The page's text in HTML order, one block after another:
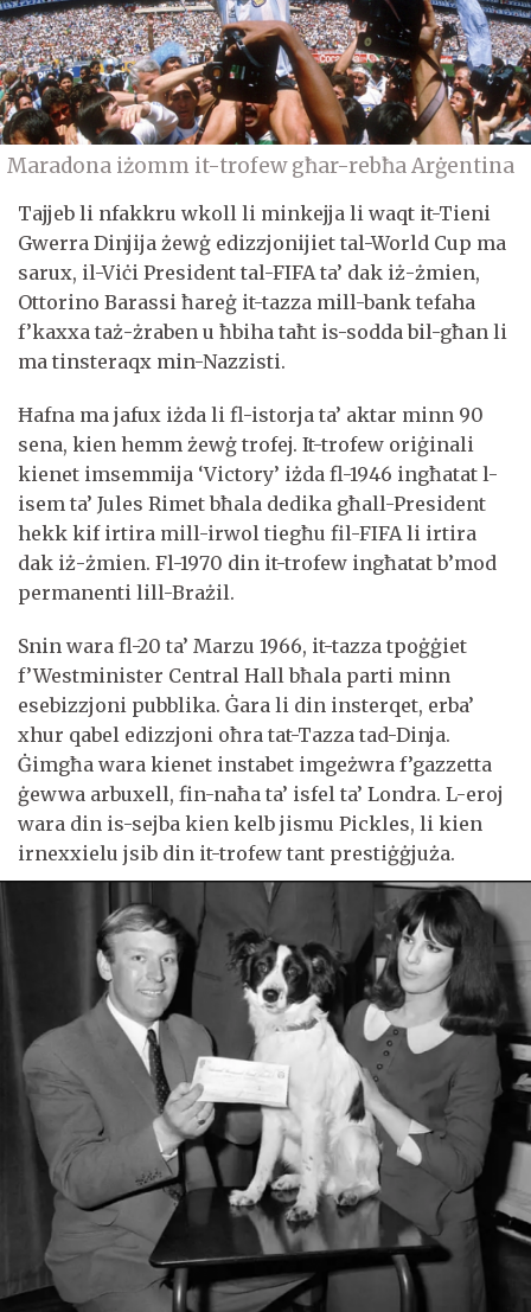
Maradona iżomm it-trofew għar-rebħa Arġentina
Tajjeb li nfakkru wkoll li minkejja li waqt it-Tieni
Gwerra Dinjija żewġ edizzjonijiet tal-World Cup ma
sarux, il-Viċi President tal-FIFA ta’ dak iż-żmien,
Ottorino Barassi ħareġ it-tazza mill-bank tefaha
f’kaxxa taż-żraben u ħbiha taħt is-sodda bil-għan li
ma tinsteraqx min-Nazzisti.
Ħafna ma jafux iżda li fl-istorja ta’ aktar minn 90
sena, kien hemm żewġ trofej. It-trofew oriġinali
kienet imsemmija ‘Victory’ iżda fl-1946 ingħatat l-
isem ta’ Jules Rimet bħala dedika għall-President
hekk kif irtira mill-irwol tiegħu fil-FIFA li irtira
dak iż-żmien. Fl-1970 din it-trofew ingħatat b’mod
permanenti lill-Brażil.
Snin wara fl-20 ta’ Marzu 1966, it-tazza tpoġġiet
f’Westminister Central Hall bħala parti minn
esebizzjoni pubblika. Ġara li din insterqet, erba’
xhur qabel edizzjoni oħra tat-Tazza tad-Dinja.
Ġimgħa wara kienet instabet imgeżwra f’gazzetta
ġewwa arbuxell, fin-naħa ta’ isfel ta’ Londra. L-eroj
wara din is-sejba kien kelb jismu Pickles, li kien
irnexxielu jsib din it-trofew tant prestiġġjuża.